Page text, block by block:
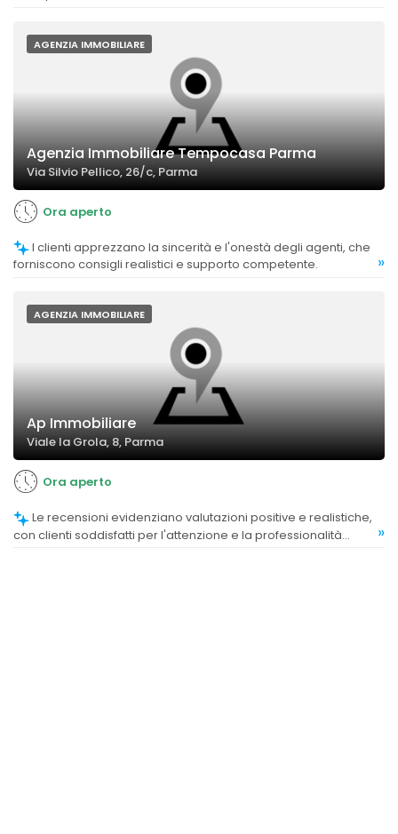
AGENZIA IMMOBILIARE
Agenzia Immobiliare Tempocasa Parma
Via Silvio Pellico, 26/c, Parma
Ora aperto
forniscono consigli realistici e supporto competente.
»
AGENZIA IMMOBILIARE
Ap Immobiliare
Viale la Grola, 8, Parma
Ora aperto
con clienti soddisfatti per l'attenzione e la professionalità
»